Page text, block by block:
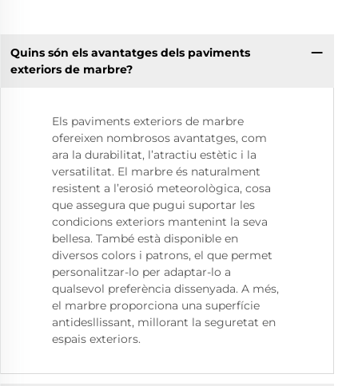
Quins són els avantatges dels paviments
exteriors de marbre?
Els paviments exteriors de marbre
ofereixen nombrosos avantatges, com
ara la durabilitat, l’atractiu estètic i la
versatilitat. El marbre és naturalment
resistent a l’erosió meteorològica, cosa
que assegura que pugui suportar les
condicions exteriors mantenint la seva
bellesa. També està disponible en
diversos colors i patrons, el que permet
personalitzar-lo per adaptar-lo a
qualsevol preferència dissenyada. A més,
el marbre proporciona una superfície
antidesllissant, millorant la seguretat en
espais exteriors.